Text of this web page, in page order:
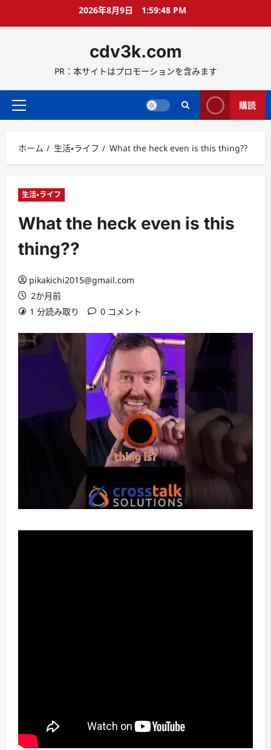
ス
ッ
2026年8月9日 1:59:49 PM
cdv3k.com
PR：本サイトはプロモーションを含みます
メ
メ
ニ
ー
購読
ホーム 生活・ライフ What the heck even is this thing??
生活・ライフ
What the heck even is this
thing??
pikakichi2015@gmail.com
2か月前
1 分読み取り
0 コメント